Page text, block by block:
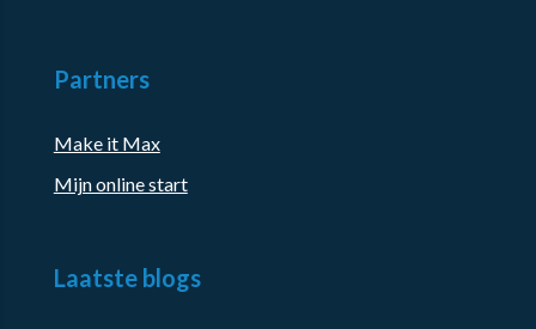
Partners
Make it Max
Mijn online start
Laatste blogs